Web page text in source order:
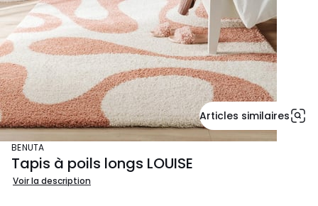
Articles similaires
BENUTA
Tapis à poils longs LOUISE
Voir la description